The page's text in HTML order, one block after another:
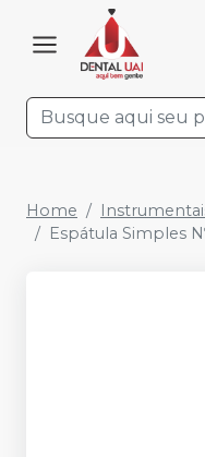
Home
Espátula Simples